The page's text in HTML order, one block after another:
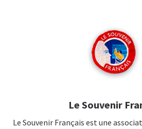
Le Souvenir
Le Souvenir Français est une